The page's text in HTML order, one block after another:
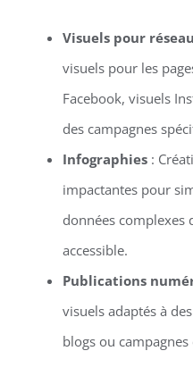
Visuels pour
visuels pour les
Facebook, visuels
des campagnes
Infographies:
impactantes pour
données complexes
accessible.
Publications
visuels adaptés à
blogs ou